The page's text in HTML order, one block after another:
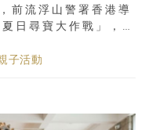
前流浮山警署香港導
日尋寶大作戰」，家
子活動